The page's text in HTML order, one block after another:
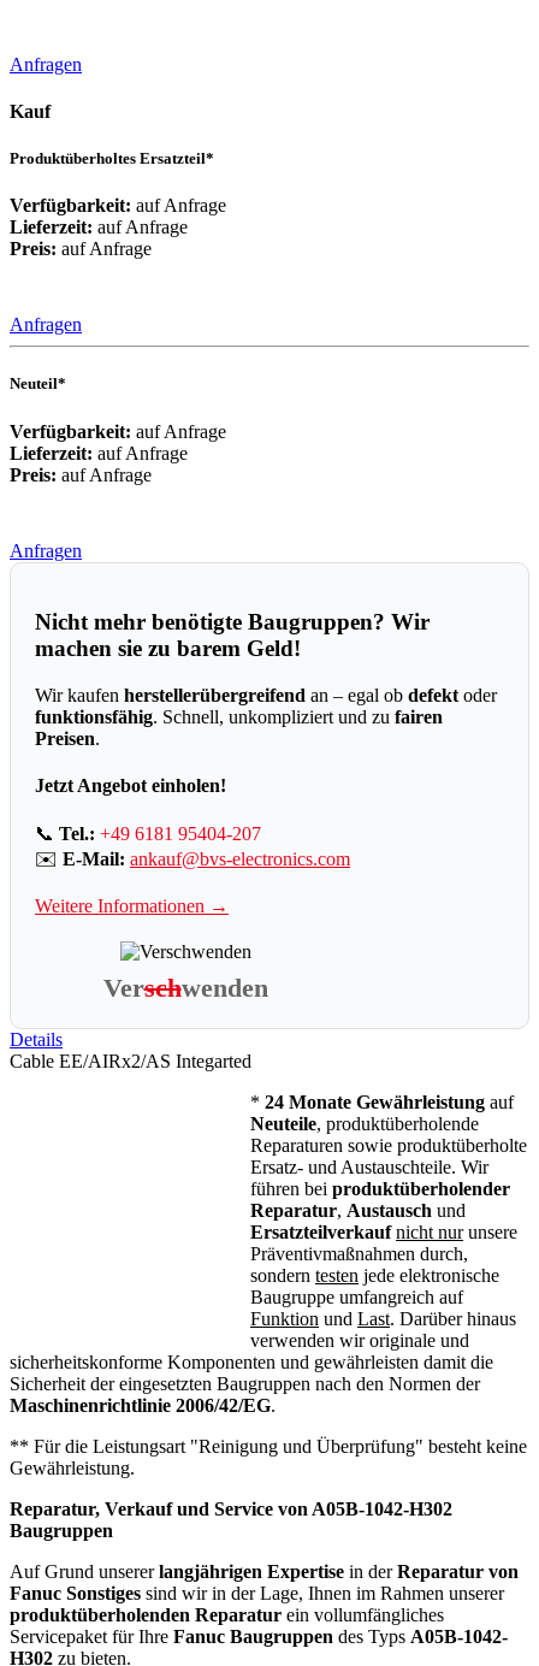
Anfragen
Kauf
Produktüberholtes Ersatzteil*
Verfügbarkeit: auf Anfrage
Lieferzeit: auf Anfrage
Preis: auf Anfrage
Anfragen
Neuteil*
Verfügbarkeit: auf Anfrage
Lieferzeit: auf Anfrage
Preis: auf Anfrage
Anfragen
Nicht mehr benötigte Baugruppen? Wir
machen sie zu barem Geld!
Wir kaufen herstellerübergreifend an – egal ob defekt oder
funktionsfähig. Schnell, unkompliziert und zu fairen
Preisen.
Jetzt Angebot einholen!
📞 Tel.: +49 6181 95404-207
✉️ E-Mail: ankauf@bvs-electronics.com
Weitere Informationen →
Verschwenden
Details
Cable EE/AIRx2/AS Integarted
* 24 Monate Gewährleistung auf
Neuteile, produktüberholende
Reparaturen sowie produktüberholte
Ersatz- und Austauschteile. Wir
führen bei produktüberholender
Reparatur, Austausch und
Ersatzteilverkauf nicht nurunsere
Präventivmaßnahmen durch,
sondern testen jede elektronische
Baugruppe umfangreich auf
Funktion und Last. Darüber hinaus
verwenden wir originale und
sicherheitskonforme Komponenten und gewährleisten damit die
Sicherheit der eingesetzten Baugruppen nach den Normen der
Maschinenrichtlinie 2006/42/EG.
** Für die Leistungsart "Reinigung und Überprüfung" besteht keine
Gewährleistung.
Reparatur, Verkauf und Service von A05B-1042-H302
Baugruppen
Auf Grund unsererlangjährigen Expertise in derReparatur von
Fanuc Sonstiges sind wir in der Lage, Ihnen im Rahmen unserer
produktüberholenden Reparatur ein vollumfängliches
Servicepaket für Ihre Fanuc Baugruppen des Typs A05B-1042-
H302 zu bieten.